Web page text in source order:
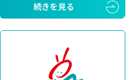
続きを見る